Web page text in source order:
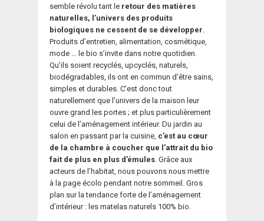
semble révolu tant le retour des matières
naturelles, l’univers des produits
biologiques ne cessent de se développer.
Produits d’entretien, alimentation, cosmétique,
mode … le bio s’invite dans notre quotidien.
Qu’ils soient recyclés, upcyclés, naturels,
biodégradables, ils ont en commun d’être sains,
simples et durables. C’est donc tout
naturellement que l’univers de la maison leur
ouvre grand les portes ; et plus particulièrement
celui de l’aménagement intérieur. Du jardin au
salon en passant par la cuisine, c’est au cœur
de la chambre à coucher que l’attrait du bio
fait de plus en plus d’émules. Grâce aux
acteurs de l’habitat, nous pouvons nous mettre
à la page écolo pendant notre sommeil. Gros
plan sur la tendance forte de l’aménagement
d’intérieur : les matelas naturels 100% bio.